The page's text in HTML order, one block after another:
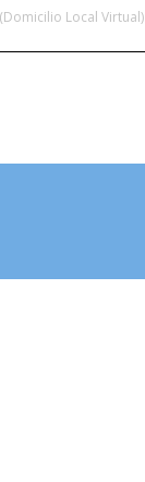
Local Virtual)